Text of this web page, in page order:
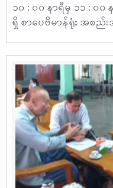
၁၀ : ၀၀ နာရီမှ ၁၁ :
ရှိ စာပေဗိမာန်ရုံး အစည်